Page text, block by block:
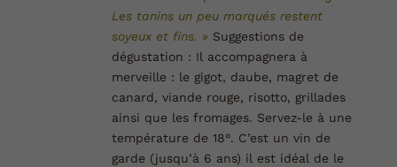
Les tanins un peu marqués restent
soyeux et fins. » Suggestions de
dégustation : Il accompagnera à
merveille : le gigot, daube, magret de
canard, viande rouge, risotto, grillades
ainsi que les fromages. Servez-le à une
température de 18°. C’est un vin de
garde (jusqu’à 6 ans) il est idéal de le